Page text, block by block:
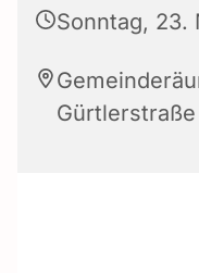
Sonntag, 23.